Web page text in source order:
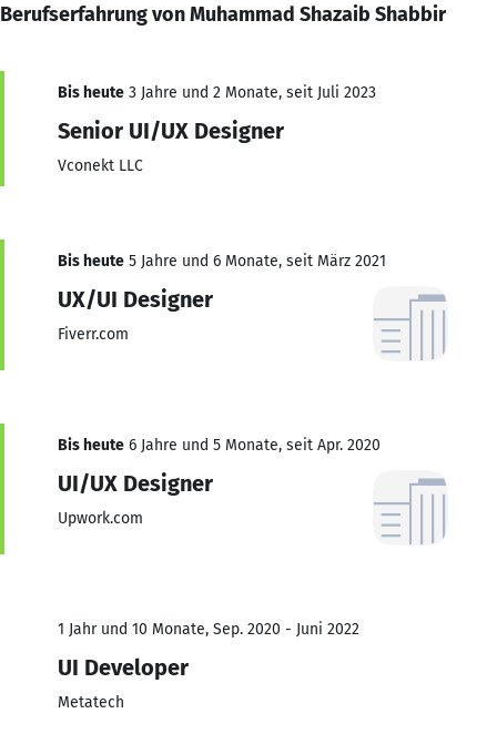
Berufserfahrung von Muhammad Shazaib Shabbir
Bis heute 3 Jahre und 2 Monate, seit Juli 2023
Senior UI/UX Designer
Vconekt LLC
Bis heute 5 Jahre und 6 Monate, seit März 2021
UX/UI Designer
Fiverr.com
Bis heute 6 Jahre und 5 Monate, seit Apr. 2020
UI/UX Designer
Upwork.com
1 Jahr und 10 Monate, Sep. 2020 - Juni 2022
UI Developer
Metatech